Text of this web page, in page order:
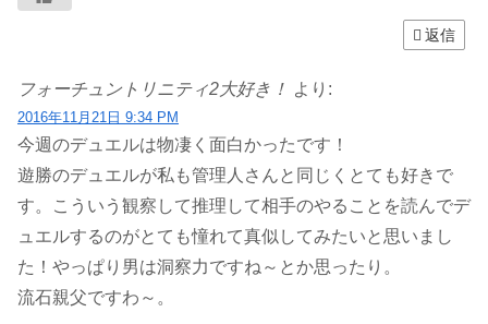
返信
フォーチュントリニティ2大好き！ より:
2016年11月21日 9:34 PM
今週のデュエルは物凄く面白かったです！
遊勝のデュエルが私も管理人さんと同じくとても好きで
す。こういう観察して推理して相手のやることを読んでデ
ュエルするのがとても憧れて真似してみたいと思いまし
た！やっぱり男は洞察力ですね～とか思ったり。
流石親父ですわ～。